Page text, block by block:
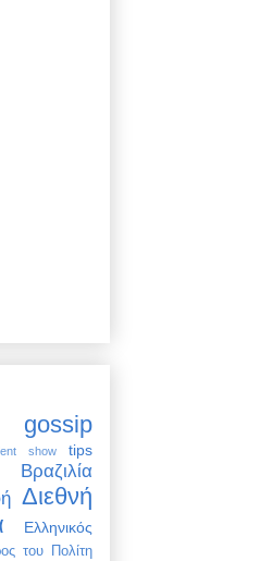
gossip
show
tips
Βραζιλία
Διεθνή
Ελληνικός
του Πολίτη